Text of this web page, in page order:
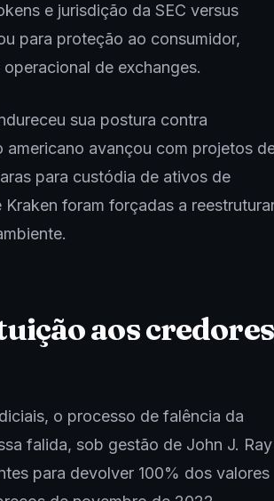
e jurisdição da SEC versus
para proteção ao consumidor,
de exchanges.
sua postura contra
americano avançou com projetos
para custódia de ativos de
foram forçadas a
aos credores
o processo de falência da
falida, sob gestão de John J. Ray
para devolver 100% dos valores